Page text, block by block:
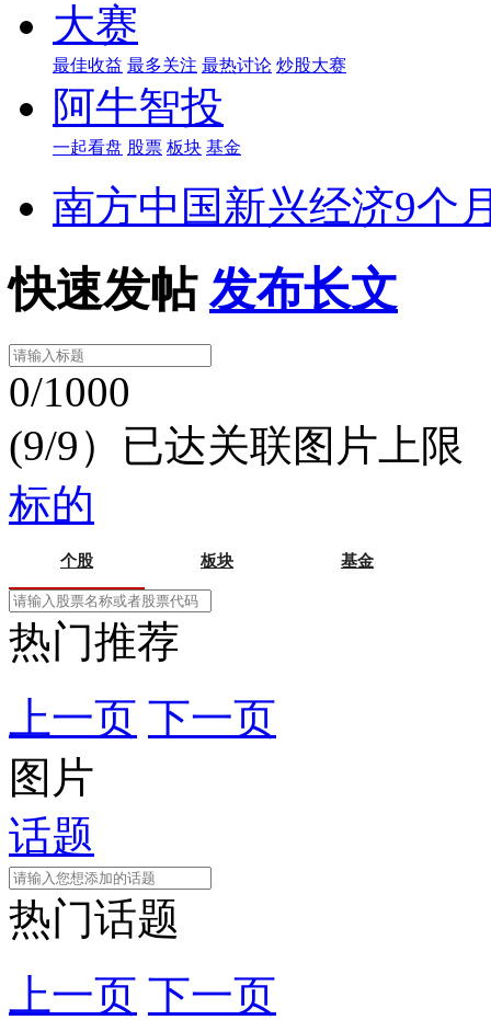
大赛
最佳收益 最多关注 最热讨论 炒股大赛
阿牛智投
一起看盘 股票 板块 基金
南方中国新兴经济9个
快速发帖 发布长文
0/1000
(9/9）已达关联图片上限
标的
个股 板块 基金
热门推荐
上一页 下一页
图片
话题
热门话题
上一页 下一页